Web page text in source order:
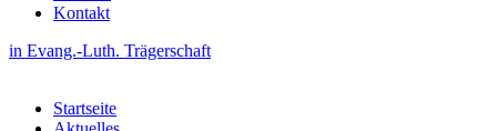
Kontakt
in Evang.-Luth. Trägerschaft
Startseite